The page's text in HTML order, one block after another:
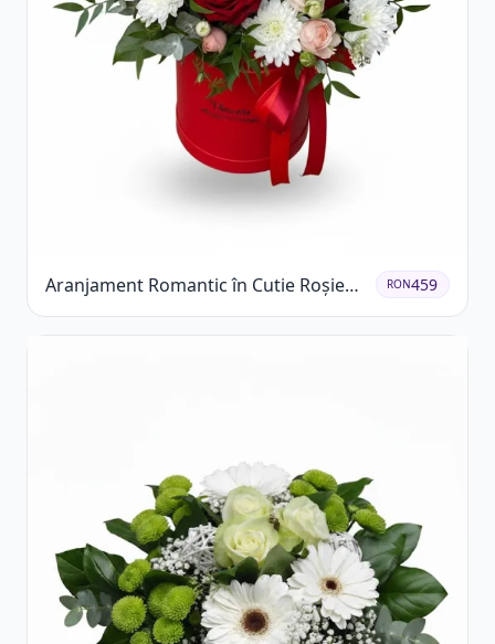
Aranjament Romantic în Cutie Roșie
cu Trandafiri și Crizanteme
RON459